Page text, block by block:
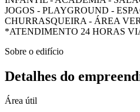
JOGOS - PLAYGROUND -
CHURRASQUEIRA - ÁREA
*ATENDIMENTO 24 HORAS
Sobre o edifício
Detalhes do
Área útil